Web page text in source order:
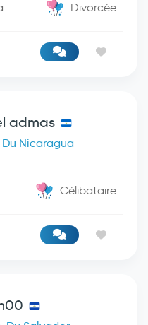
Divorcée
admas
Du Nicaragua
Célibataire